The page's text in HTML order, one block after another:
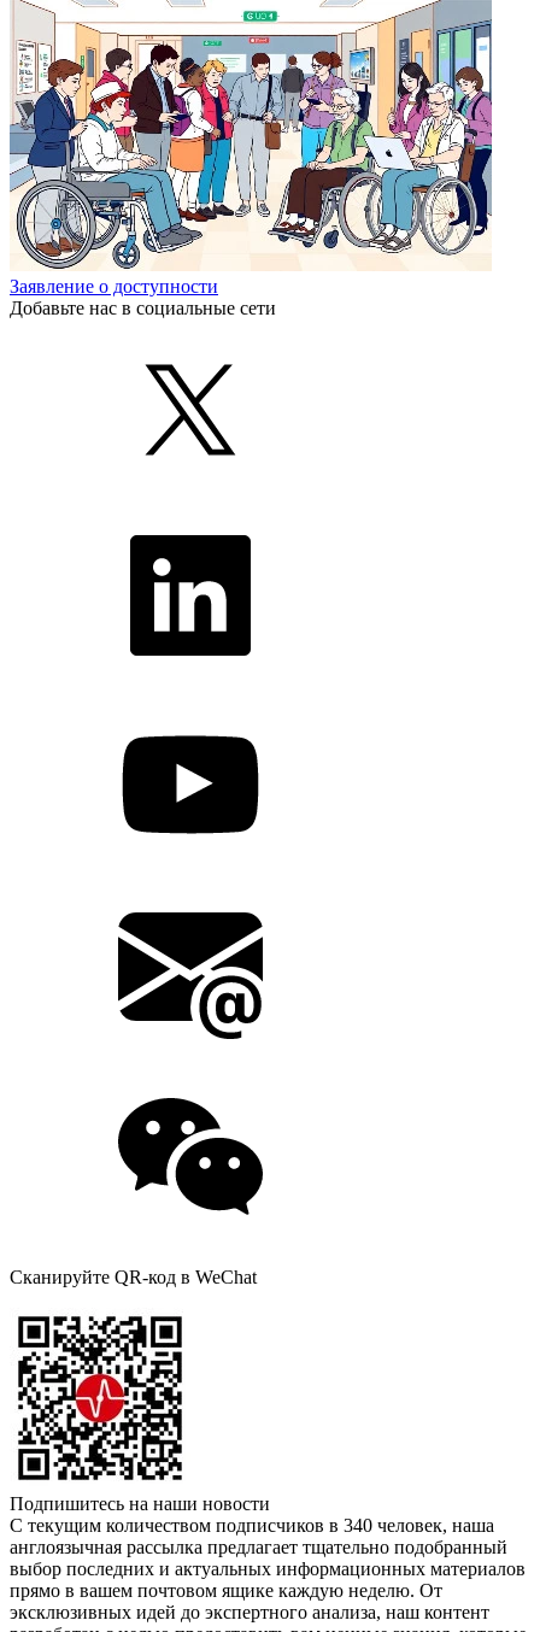
Заявление о доступности
Добавьте нас в социальные сети
Сканируйте QR-код в WeChat
Подпишитесь на наши новости
С текущим количеством подписчиков в 340 человек, наша
англоязычная рассылка предлагает тщательно подобранный
выбор последних и актуальных информационных материалов
прямо в вашем почтовом ящике каждую неделю. От
эксклюзивных идей до экспертного анализа, наш контент